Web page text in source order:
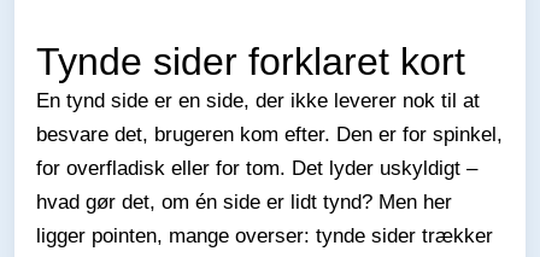
Tynde sider forklaret kort
En tynd side er en side, der ikke leverer nok til at
besvare det, brugeren kom efter. Den er for spinkel,
for overfladisk eller for tom. Det lyder uskyldigt –
hvad gør det, om én side er lidt tynd? Men her
ligger pointen, mange overser: tynde sider trækker